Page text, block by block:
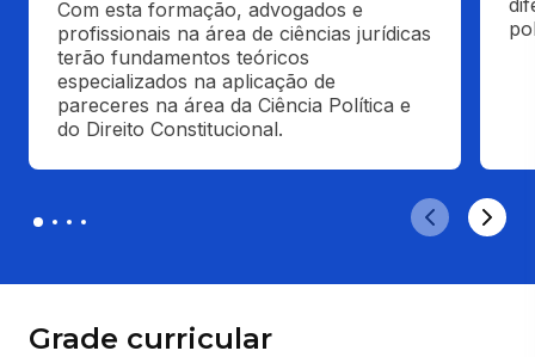
Com esta formação, advogados e
profissionais na área de ciências jurídicas
terão fundamentos teóricos
especializados na aplicação de
pareceres na área da Ciência Política e
do Direito Constitucional.
Grade curricular